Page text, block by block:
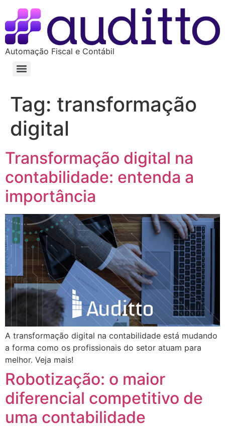
Automação Fiscal e Contábil
Tag: transformação
digital
Transformação digital na
contabilidade: entenda a
importância
A transformação digital na contabilidade está mudando
a forma como os profissionais do setor atuam para
melhor. Veja mais!
Robotização: o maior
diferencial competitivo de
uma contabilidade